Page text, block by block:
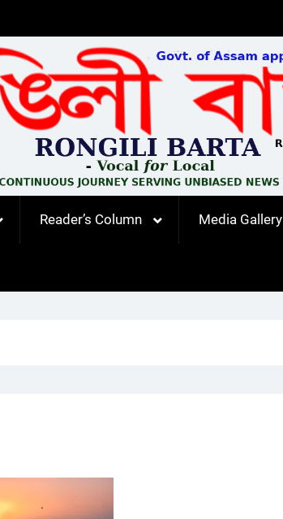
Reader’s Column Media Gallery